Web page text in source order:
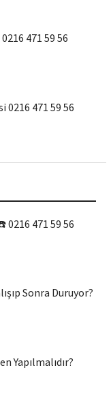
471 59 56
0216 471 59 56
471 59 56
Sonra Duruyor?
Yapılmalıdır?